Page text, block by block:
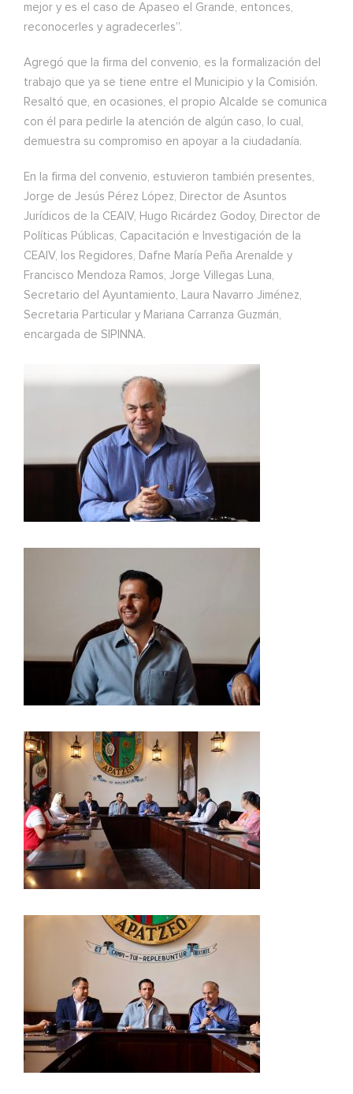
mejor y es el caso de Apaseo el Grande, entonces,
reconocerles y agradecerles”.
Agregó que la firma del convenio, es la formalización del
trabajo que ya se tiene entre el Municipio y la Comisión.
Resaltó que, en ocasiones, el propio Alcalde se comunica
con él para pedirle la atención de algún caso, lo cual,
demuestra su compromiso en apoyar a la ciudadanía.
En la firma del convenio, estuvieron también presentes,
Jorge de Jesús Pérez López, Director de Asuntos
Jurídicos de la CEAIV, Hugo Ricárdez Godoy, Director de
Políticas Públicas, Capacitación e Investigación de la
CEAIV, los Regidores, Dafne María Peña Arenalde y
Francisco Mendoza Ramos, Jorge Villegas Luna,
Secretario del Ayuntamiento, Laura Navarro Jiménez,
Secretaria Particular y Mariana Carranza Guzmán,
encargada de SIPINNA.